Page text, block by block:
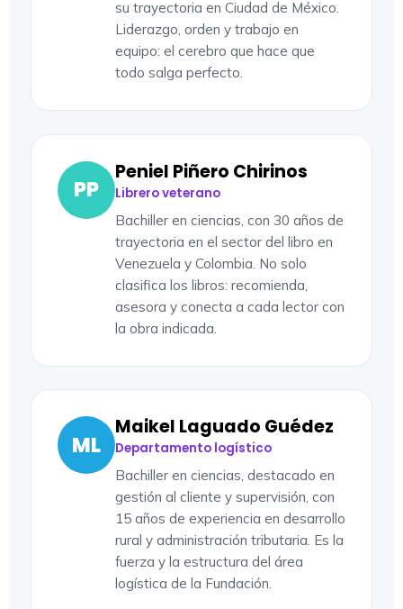
su trayectoria en Ciudad de México.
Liderazgo, orden y trabajo en
equipo: el cerebro que hace que
todo salga perfecto.
PP
Peniel Piñero Chirinos
Librero veterano
Bachiller en ciencias, con 30 años de
trayectoria en el sector del libro en
Venezuela y Colombia. No solo
clasifica los libros: recomienda,
asesora y conecta a cada lector con
la obra indicada.
ML
Maikel Laguado Guédez
Departamento logístico
Bachiller en ciencias, destacado en
gestión al cliente y supervisión, con
15 años de experiencia en desarrollo
rural y administración tributaria. Es la
fuerza y la estructura del área
logística de la Fundación.